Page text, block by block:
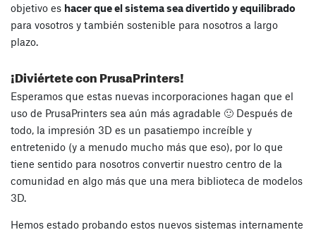
objetivo es hacer que el sistema sea divertido y equilibrado
para vosotros y también sostenible para nosotros a largo
plazo.
¡Diviértete con PrusaPrinters!
Esperamos que estas nuevas incorporaciones hagan que el
uso de PrusaPrinters sea aún más agradable 🙂 Después de
todo, la impresión 3D es un pasatiempo increíble y
entretenido (y a menudo mucho más que eso), por lo que
tiene sentido para nosotros convertir nuestro centro de la
comunidad en algo más que una mera biblioteca de modelos
3D.
Hemos estado probando estos nuevos sistemas internamente